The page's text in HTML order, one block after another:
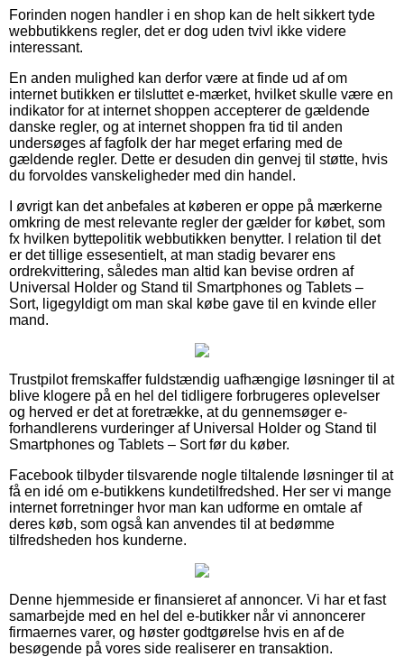
Forinden nogen handler i en shop kan de helt sikkert tyde
webbutikkens regler, det er dog uden tvivl ikke videre
interessant.
En anden mulighed kan derfor være at finde ud af om
internet butikken er tilsluttet e-mærket, hvilket skulle være en
indikator for at internet shoppen accepterer de gældende
danske regler, og at internet shoppen fra tid til anden
undersøges af fagfolk der har meget erfaring med de
gældende regler. Dette er desuden din genvej til støtte, hvis
du forvoldes vanskeligheder med din handel.
I øvrigt kan det anbefales at køberen er oppe på mærkerne
omkring de mest relevante regler der gælder for købet, som
fx hvilken byttepolitik webbutikken benytter. I relation til det
er det tillige essesentielt, at man stadig bevarer ens
ordrekvittering, således man altid kan bevise ordren af
Universal Holder og Stand til Smartphones og Tablets –
Sort, ligegyldigt om man skal købe gave til en kvinde eller
mand.
Trustpilot fremskaffer fuldstændig uafhængige løsninger til at
blive klogere på en hel del tidligere forbrugeres oplevelser
og herved er det at foretrække, at du gennemsøger e-
forhandlerens vurderinger af Universal Holder og Stand til
Smartphones og Tablets – Sort før du køber.
Facebook tilbyder tilsvarende nogle tiltalende løsninger til at
få en idé om e-butikkens kundetilfredshed. Her ser vi mange
internet forretninger hvor man kan udforme en omtale af
deres køb, som også kan anvendes til at bedømme
tilfredsheden hos kunderne.
Denne hjemmeside er finansieret af annoncer. Vi har et fast
samarbejde med en hel del e-butikker når vi annoncerer
firmaernes varer, og høster godtgørelse hvis en af de
besøgende på vores side realiserer en transaktion.